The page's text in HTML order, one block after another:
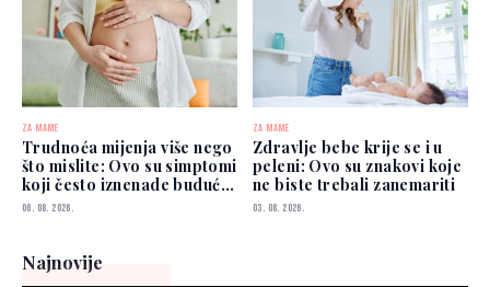
ZA MAME
Trudnoća mijenja više nego
što mislite: Ovo su simptomi
koji često iznenade buduće
mame
06. 08. 2026.
ZA MAME
Zdravlje bebe krije se i u
peleni: Ovo su znakovi koje
ne biste trebali zanemariti
03. 08. 2026.
Najnovije